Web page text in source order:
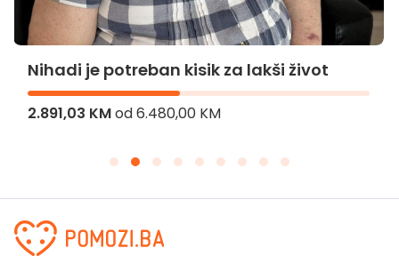
Nihadi je potreban kisik za lakši život
2.891,03 KMod6.480,00 KM